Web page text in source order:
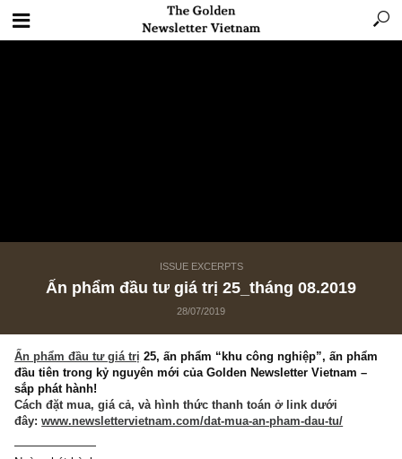
ISSUE EXCERPTS
Ấn phẩm đầu tư giá trị 25_tháng 08.2019
Ấn phẩm đầu tư giá trị25, ấn phẩm “khu công nghiệp”, ấn
đầu tiên trong kỷ nguyên mới của Golden Newsletter Vietnam
sắp phát hành!
Cách đặt mua, giá cả, và hình thức thanh toán ở link dưới